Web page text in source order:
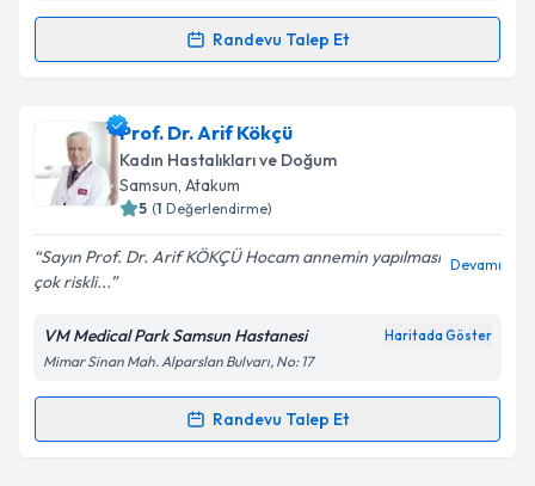
kapsamda işlenmesini kabul ediyorum.
Randevu Talep Et
Randevu Takvimi Talebi
Op. Dr. Erkan Aslaniçin randevu takvimi talebi
oluşturun. Size bu uzmandan randevu almanız için bir
takvim hazırlandığında e-posta ile bilgilendireceğiz.
Kişisel verilerimin işlenmesine ilişkin
Aydınlatma
Metni'ni okudum ve kişisel verilerimin belirtilen
kapsamda işlenmesini kabul ediyorum.
Prof. Dr. Arif Kökçü
Kadın Hastalıkları ve Doğum
Samsun, Atakum
5 (1 Değerlendirme)
Sayın Prof. Dr. Arif KÖKÇÜ Hocam annemin yapılması
çok riskli...
Devamı
VM Medical Park Samsun Hastanesi Haritada Göster
Mimar Sinan Mah. Alparslan Bulvarı, No: 17
Randevu Talep Et
Randevu Takvimi Talebi